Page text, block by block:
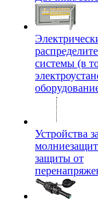
системы (в
Устройства
защиты от